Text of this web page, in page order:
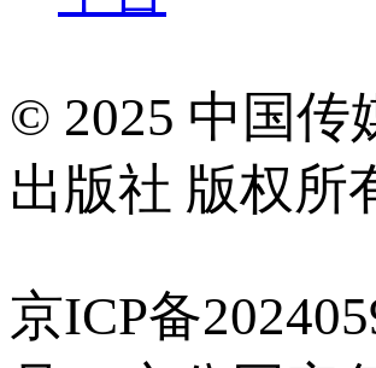
© 2025 中国传
出版社 版权所
京ICP备